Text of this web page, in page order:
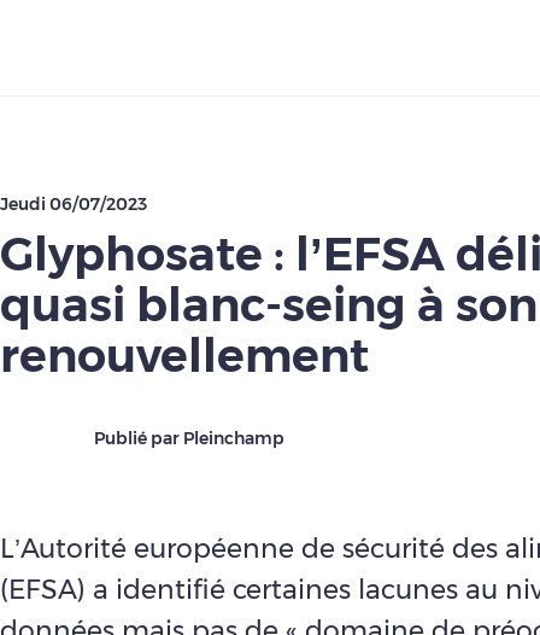
Jeudi 06/07/2023
Glyphosate : l’EFSA
quasi blanc-seing à son
renouvellement
Publié par Pleinchamp
L’Autorité européenne de sécurité des
(EFSA) a identifié certaines lacunes au